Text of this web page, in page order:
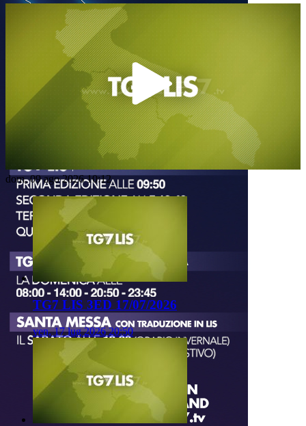
Play
Video
dom, 09 ago 2026 10:12
TG7 LIS 3ED 17/07/2026
ven, 17 lug 2026 20:50